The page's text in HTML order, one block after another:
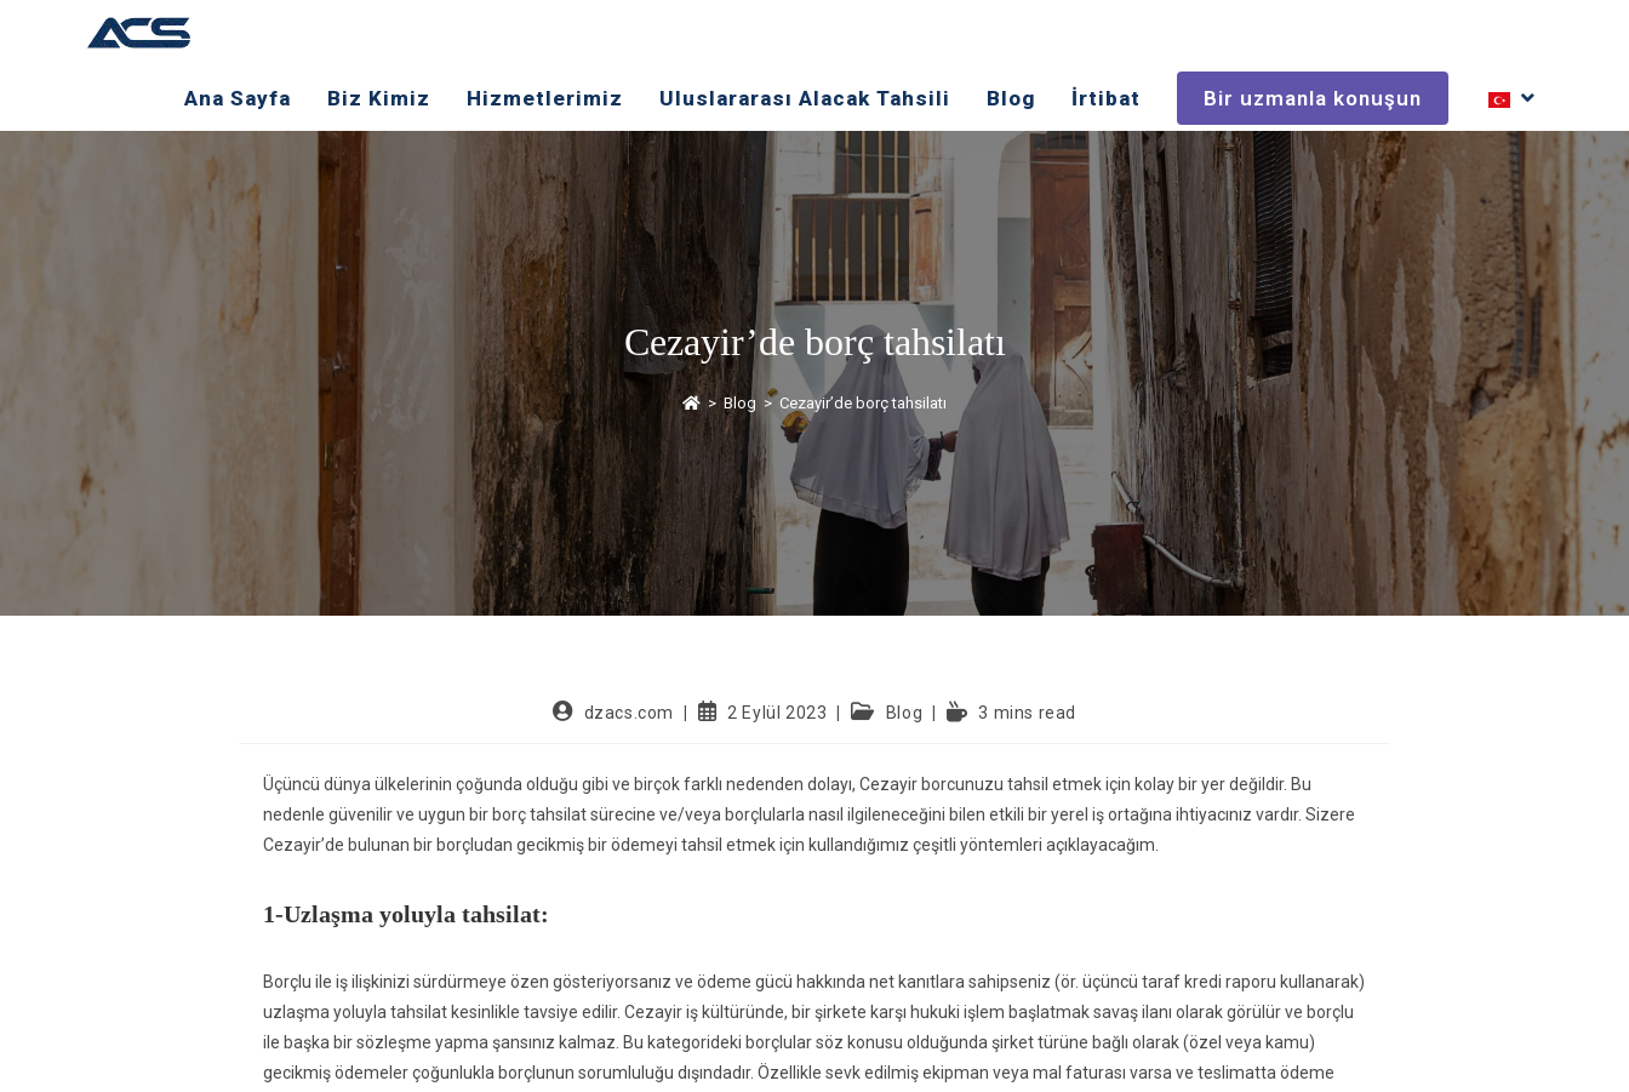
Ana Sayfa Biz Kimiz Hizmetlerimiz Uluslararası Alacak Tahsili Blog İrtibat Bir uzmanla konuşun
Cezayir’de borç tahsilatı
> Blog > Cezayir’de borç tahsilatı
dzacs.com 2 Eylül 2023 Blog 3 mins read
Üçüncü dünya ülkelerinin çoğunda olduğu gibi ve birçok farklı nedenden dolayı, Cezayir borcunuzu tahsil etmek için kolay bir yer değildir. Bu
nedenle güvenilir ve uygun bir borç tahsilat sürecine ve/veya borçlularla nasıl ilgileneceğini bilen etkili bir yerel iş ortağına ihtiyacınız vardır. Sizere
Cezayir’de bulunan bir borçludan gecikmiş bir ödemeyi tahsil etmek için kullandığımız çeşitli yöntemleri açıklayacağım.
1-Uzlaşma yoluyla tahsilat:
Borçlu ile iş ilişkinizi sürdürmeye özen gösteriyorsanız ve ödeme gücü hakkında net kanıtlara sahipseniz (ör. üçüncü taraf kredi raporu kullanarak)
uzlaşma yoluyla tahsilat kesinlikle tavsiye edilir. Cezayir iş kültüründe, bir şirkete karşı hukuki işlem başlatmak savaş ilanı olarak görülür ve borçlu
ile başka bir sözleşme yapma şansınız kalmaz. Bu kategorideki borçlular söz konusu olduğunda şirket türüne bağlı olarak (özel veya kamu)
gecikmiş ödemeler çoğunlukla borçlunun sorumluluğu dışındadır. Özellikle sevk edilmiş ekipman veya mal faturası varsa ve teslimatta ödeme